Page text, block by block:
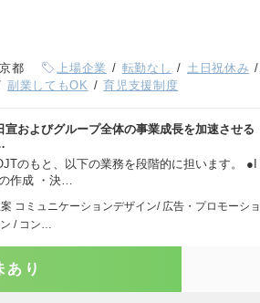
都 上場企業 転勤なし 土日祝休み
副業してもOK 育児支援制度
およびグループ全体の事業成長を加速させる
のもと、以下の業務を段階的に担います。 ●I
作成 ・決…
コミュニケーションデザイン/ 広告・プロモーショ
/ コン…
あり